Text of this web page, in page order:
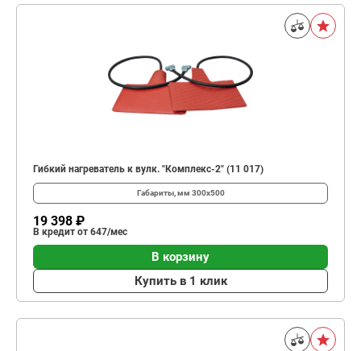
Гибкий нагреватель к вулк. "Комплекс-2" (11 017)
Габариты, мм 300х500
19 398 ₽
В кредит от 647/мес
В корзину
Купить в 1 клик